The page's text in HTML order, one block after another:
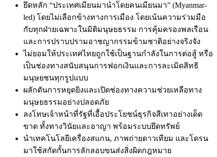
ยึดหลัก “ประเทศเมียนมานำโดยคนเมียนมา” (Myanmar-
led) โดยไม่เลือกข้างทางการเมือง โดยเน้นความร่วมมือ
กับทุกฝ่ายเฉพาะในมิติมนุษยธรรม การคุ้มครองพลเรือน
และการปราบปรามอาชญากรรมข้ามชาติอย่างจริงจัง
ไม่ยอมให้ประเทศไทยถูกใช้เป็นฐานกำลังในการต่อสู้ หรือ
เป็นช่องทางสนับสนุนการฟอกเงินและการละเมิดสิทธิ
มนุษยชนทุกรูปแบบ
ผลักดันการหยุดยิงและเปิดช่องทางความช่วยเหลือทาง
มนุษยธรรมอย่างปลอดภัย
ลงโทษเจ้าหน้าที่รัฐที่เอื้อประโยชน์ธุรกิจสีเทาอย่างเด็ด
ขาด ทั้งทางวินัยและอาญา พร้อมระบบยึดทรัพย์
นำเทคโนโลยีเครื่องสแกน, ภาพถ่ายดาวเทียม และโดรน
มาใช้สกัดกั้นการลักลอบขนส่งสิ่งผิดกฎหมาย